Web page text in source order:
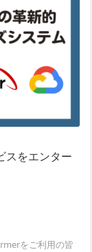
をエンター
をご利用の皆